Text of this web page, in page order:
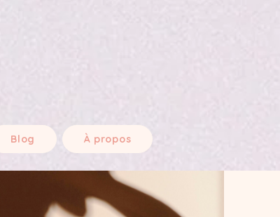
Blog À propos